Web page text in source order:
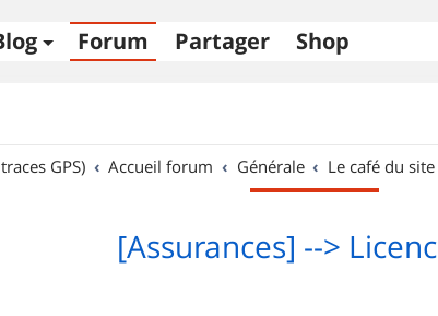
Forum Partager Shop
GPS)
Accueil forum Générale Le café du site
[Assurances] -->